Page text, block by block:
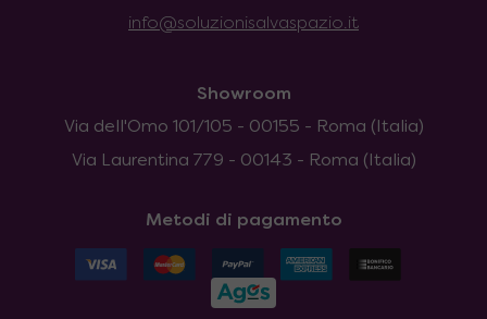
info@soluzionisalvaspazio.it
Showroom
Via dell'Omo 101/105 - 00155 - Roma (Italia)
Via Laurentina 779 - 00143 - Roma (Italia)
Metodi di pagamento